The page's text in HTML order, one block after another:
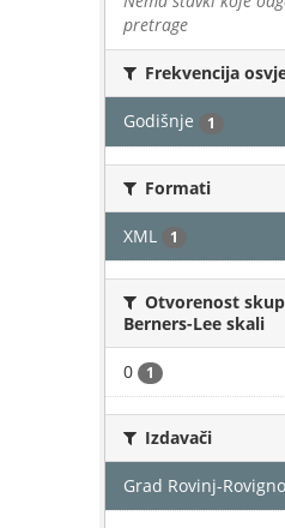
pretrage
Frekvencija
Godišnje 1
Formati
XML 1
Otvorenost
Berners-Lee skali
0 1
Izdavači
Grad Rovinj-Rovigno